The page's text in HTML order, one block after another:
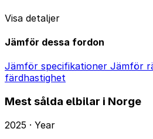
Visa detaljer
Jämför dessa fordon
Jämför specifikationer Jämför
färdhastighet
Mest sålda elbilar i Norge
2025 · Year